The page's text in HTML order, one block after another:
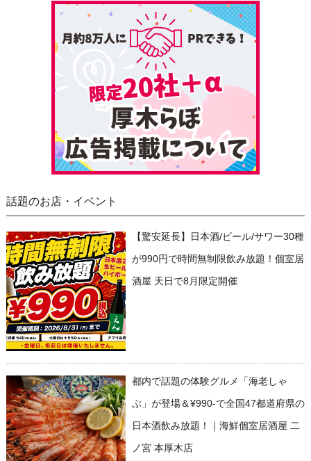
話題のお店・イベント
【驚安延長】日本酒/ビール/サワー30種
が990円で時間無制限飲み放題！個室居
酒屋 天日で8月限定開催
都内で話題の体験グルメ「海老しゃ
ぶ」が登場＆¥990-で全国47都道府県の
日本酒飲み放題！｜海鮮個室居酒屋 二
ノ宮 本厚木店